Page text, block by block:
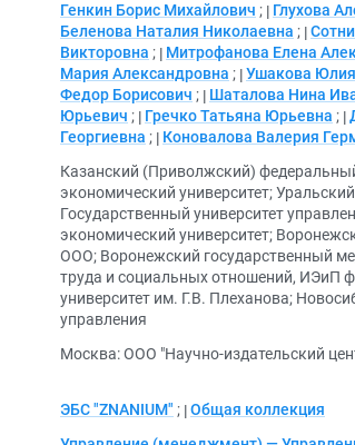
Генкин Борис Михайлович ; Глухова
Беленова Наталия Николаевна ;
Викторовна ; Митрофанова Елена
Мария Александровна ; Ушакова
Федор Борисович ; Шаталова Нина
Юрьевич ; Гречко Татьяна Юрьевна ;
Георгиевна ;
Коновалова Валерия
Казанский (Приволжский)
экономический университет;
Государственный университет
экономический университет;
ООО; Воронежский государственный
труда и социальных отношений, ИЭиП
университет им. Г.В. Плеханова;
управления
Москва: ООО "Научно-издательский
ЭБС "ZNANIUM" ; Общая коллекция